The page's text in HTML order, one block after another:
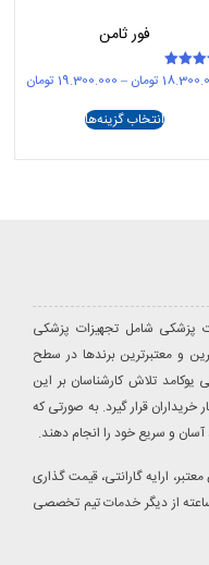
فور ثامن
تومان –
19.300.000 تومان
انتخاب گزینه‌هامحصول
دارای
ممکن
است
در
صفحه
محصول
انتخاب
شوند
پزشکی شامل تجهیزات پزشکی
و معتبرترین برندها در سطح
تلاش کارشناسان بر این
قرار گیرد. به صورتی که
آسان و سریع خود را انجام دهند.
ارایه گارانتی، قیمت گذاری
قیمت گذاری شرکتی و پشتیبانی 24 ساعته از دیگر خدمات تیم تخصصی